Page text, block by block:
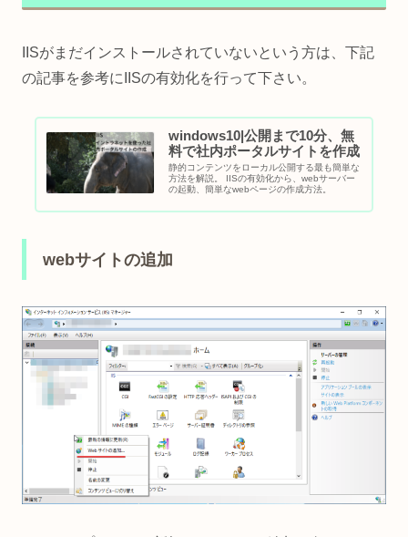
IISがまだインストールされていないという方は、下記
の記事を参考にIISの有効化を行って下さい。
windows10|公開まで10分、無
料で社内ポータルサイトを作成
静的コンテンツをローカル公開する最も簡単な
方法を解説。 IISの有効化から、webサーバー
の起動、簡単なwebページの作成方法。
webサイトの追加